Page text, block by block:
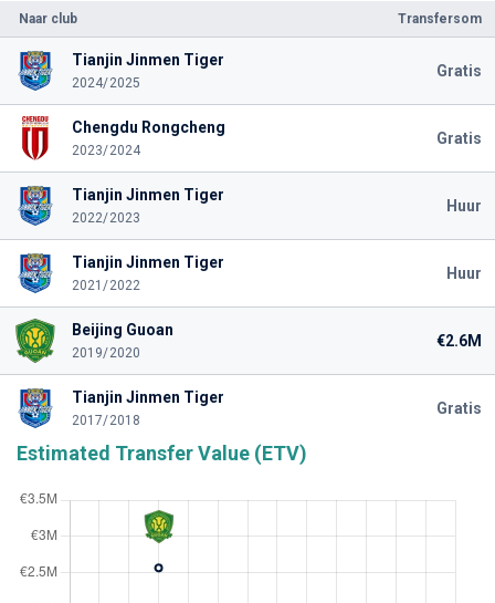
Naar club Transfersom
Tianjin Jinmen Tiger
2024/2025
Gratis
Chengdu Rongcheng
2023/2024
Gratis
Tianjin Jinmen Tiger
2022/2023
Huur
Tianjin Jinmen Tiger
2021/2022
Huur
Beijing Guoan
2019/2020
€2.6M
Tianjin Jinmen Tiger
2017/2018
Gratis
Estimated Transfer Value (ETV)